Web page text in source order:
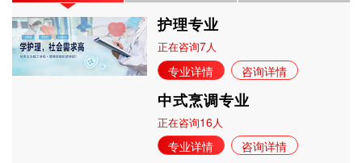
护理专业
正在咨询7人
专业详情 咨询详情
中式烹调专业
正在咨询16人
专业详情 咨询详情